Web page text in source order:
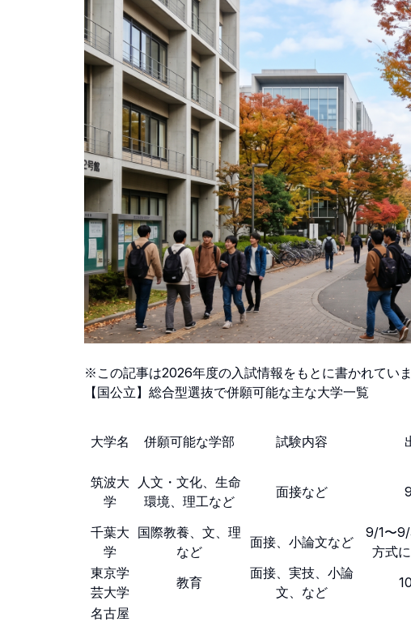
※この記事は2026年度の入試情報をもとに書かれていま
【国公立】総合型選抜で併願可能な主な大学一覧
大学名 併願可能な学部 試験内容
筑波大
学
人文・文化、生命
環境、理工など
面接など
千葉大
学
国際教養、文、理
など
面接、小論文など
9/1〜
方式
東京学
芸大学
教育
面接、実技、小論
文、など
名古屋